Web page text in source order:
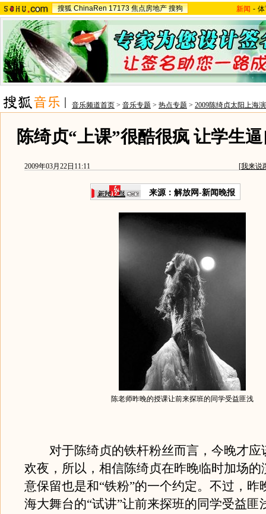
搜狐 ChinaRen 17173 焦点房地产 搜狗 新闻 -
音乐频道首页 > 音乐专题 > 热点专题 > 2009陈绮贞太阳上海
陈绮贞“上课”很酷很疯 让学生
2009年03月22日11:11 [我来说
来源：解放网-新闻晚报
陈老师昨晚的授课让前来探班的同学受益匪浅
对于陈绮贞的铁杆粉丝而言，今晚才应
欢夜，所以，相信陈绮贞在昨晚临时加场的
意保留也是和“铁粉”的一个约定。不过，昨
海大舞台的“试讲”让前来探班的同学受益匪